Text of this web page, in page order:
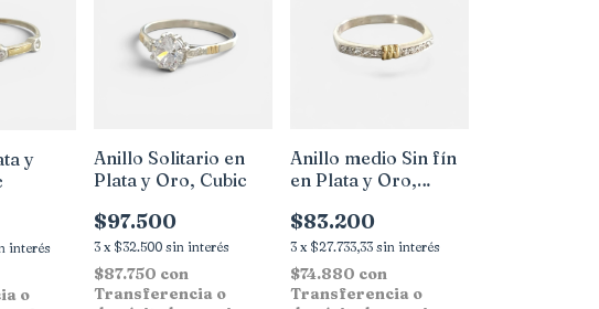
y
interés
o
Anillo Solitario en
Plata y Oro, Cubic
$97.500
3 x $32.500 sin interés
$87.750 con
Transferencia o
Anillo medio Sin fín
en Plata y Oro,
$83.200
3 x $27.733,33 sin interés
$74.880 con
Transferencia o